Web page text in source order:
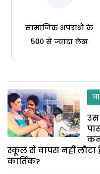
सामाजिक अपराधों के
500 से ज्यादा लेख
उस
स्कूल से वापस नहीं लौटा
कार्तिक?